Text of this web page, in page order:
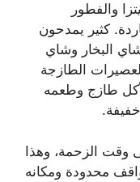
والفطور
كثير يمدحون
البخار وشاي
الطازجة
طازج وطعمه
الزحمة، وهذا
محدودة ومكانه